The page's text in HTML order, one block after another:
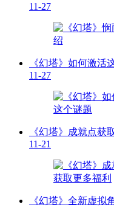
11-27
《幻塔》如何激活
11-27
《幻塔》成就点获
11-21
《幻塔》全新虚拟